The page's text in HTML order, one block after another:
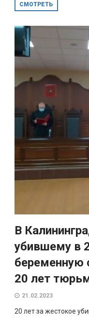
СМОТРЕТЬ
В
убившему в
беременную
20 лет
21.02.2023
20 лет за жестокое